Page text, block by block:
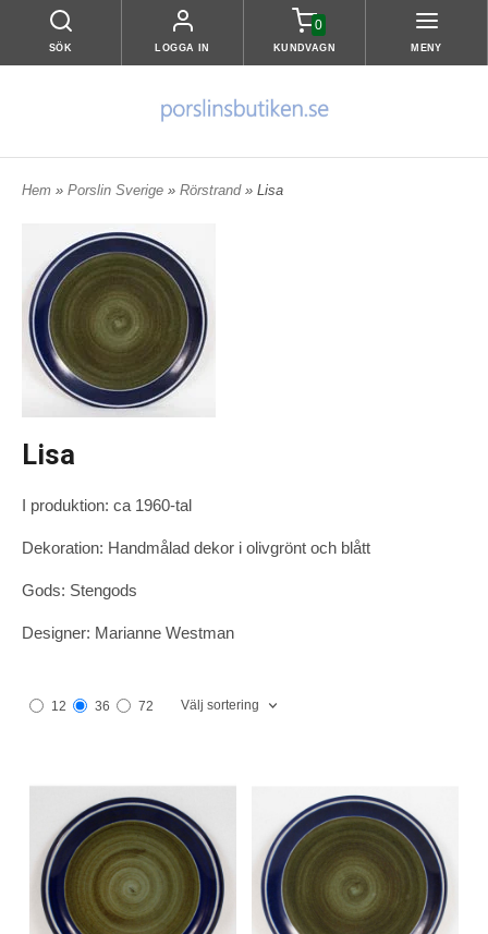
SÖK LOGGA IN
0
KUNDVAGN MENY
Hem » Porslin Sverige » Rörstrand » Lisa
Lisa
I produktion: ca 1960-tal
Dekoration: Handmålad dekor i olivgrönt och blått
Gods: Stengods
Designer: Marianne Westman
12 36 72 Välj sortering